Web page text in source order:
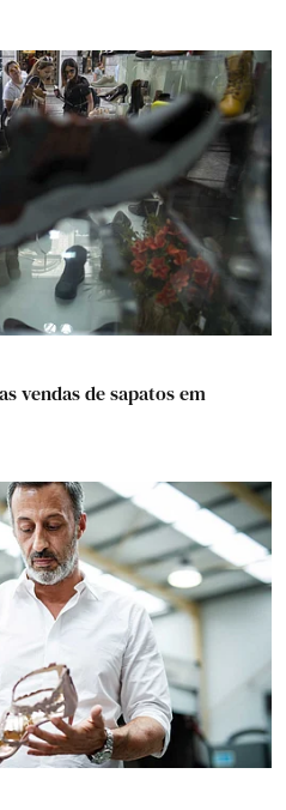
vendas de sapatos em